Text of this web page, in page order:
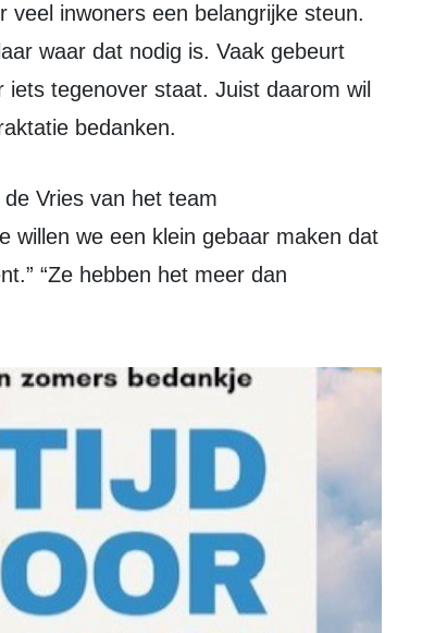
waar dat nodig is. Vaak gebeurt
tegenover staat. Juist daarom wil
bedanken.
willen we een klein gebaar maken dat
“Ze hebben het meer dan